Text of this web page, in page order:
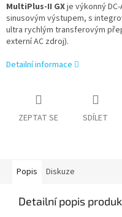
MultiPlus-II GXje výkonný
sinusovým výstupem, s
ultra rychlým transferovým
externí AC zdroj).
Detailní informace
ZEPTAT SE SDÍLET
Popis Diskuze
Detailní popis